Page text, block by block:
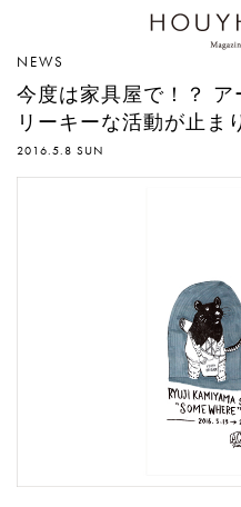
NEWS
今度は家具屋で！？
リーキーな活動が止ま
2016.5.8 SUN